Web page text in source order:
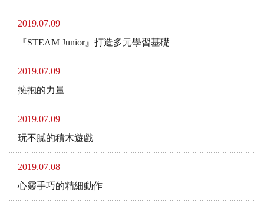
2019.07.09
『STEAM Junior』打造多元學習基礎
2019.07.09
擁抱的力量
2019.07.09
玩不膩的積木遊戲
2019.07.08
心靈手巧的精細動作